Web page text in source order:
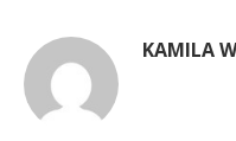
KAMILA